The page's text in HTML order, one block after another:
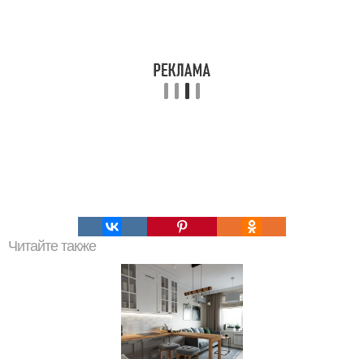
Читайте также